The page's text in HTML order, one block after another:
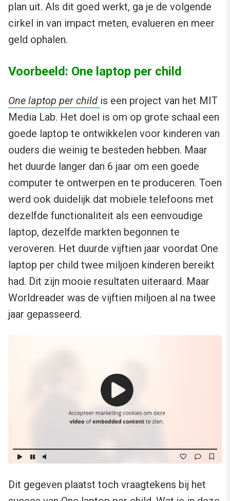
plan uit. Als dit goed werkt, ga je de volgende
cirkel in van impact meten, evalueren en meer
geld ophalen.
Voorbeeld: One laptop per child
One laptop per child is een project van het MIT
Media Lab. Het doel is om op grote schaal een
goede laptop te ontwikkelen voor kinderen van
ouders die weinig te besteden hebben. Maar
het duurde langer dan 6 jaar om een goede
computer te ontwerpen en te produceren. Toen
werd ook duidelijk dat mobiele telefoons met
dezelfde functionaliteit als een eenvoudige
laptop, dezelfde markten begonnen te
veroveren. Het duurde vijftien jaar voordat One
laptop per child twee miljoen kinderen bereikt
had. Dit zijn mooie resultaten uiteraard. Maar
Worldreader was de vijftien miljoen al na twee
jaar gepasseerd.
Dit gegeven plaatst toch vraagtekens bij het